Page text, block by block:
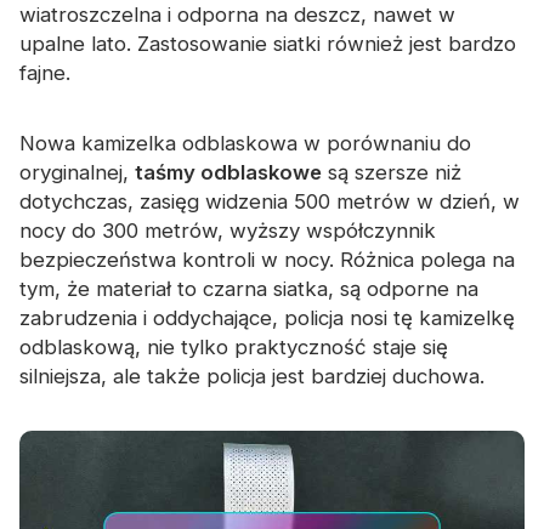
wiatroszczelna i odporna na deszcz, nawet w
upalne lato. Zastosowanie siatki również jest bardzo
fajne.
Nowa kamizelka odblaskowa w porównaniu do
oryginalnej, taśmy odblaskowe są szersze niż
dotychczas, zasięg widzenia 500 metrów w dzień, w
nocy do 300 metrów, wyższy współczynnik
bezpieczeństwa kontroli w nocy. Różnica polega na
tym, że materiał to czarna siatka, są odporne na
zabrudzenia i oddychające, policja nosi tę kamizelkę
odblaskową, nie tylko praktyczność staje się
silniejsza, ale także policja jest bardziej duchowa.